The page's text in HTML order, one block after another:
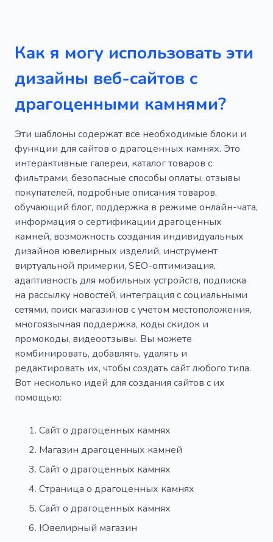
Как я могу использовать эти
дизайны веб-сайтов с
драгоценными камнями?
Эти шаблоны содержат все необходимые блоки и
функции для сайтов о драгоценных камнях. Это
интерактивные галереи, каталог товаров с
фильтрами, безопасные способы оплаты, отзывы
покупателей, подробные описания товаров,
обучающий блог, поддержка в режиме онлайн-чата,
информация о сертификации драгоценных
камней, возможность создания индивидуальных
дизайнов ювелирных изделий, инструмент
виртуальной примерки, SEO-оптимизация,
адаптивность для мобильных устройств, подписка
на рассылку новостей, интеграция с социальными
сетями, поиск магазинов с учетом местоположения,
многоязычная поддержка, коды скидок и
промокоды, видеоотзывы. Вы можете
комбинировать, добавлять, удалять и
редактировать их, чтобы создать сайт любого типа.
Вот несколько идей для создания сайтов с их
помощью:
Сайт о драгоценных камнях
Магазин драгоценных камней
Сайт о драгоценных камнях
Страница о драгоценных камнях
Сайт о драгоценных камнях
Ювелирный магазин